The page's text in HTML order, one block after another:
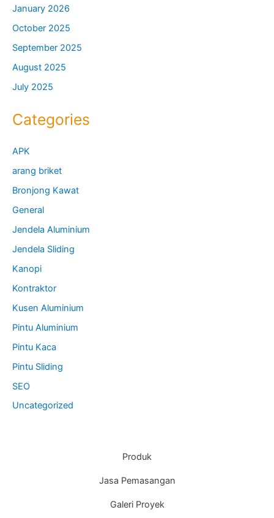
January 2026
October 2025
September 2025
August 2025
July 2025
Categories
APK
arang briket
Bronjong Kawat
General
Jendela Aluminium
Jendela Sliding
Kanopi
Kontraktor
Kusen Aluminium
Pintu Aluminium
Pintu Kaca
Pintu Sliding
SEO
Uncategorized
Produk
Jasa Pemasangan
Galeri Proyek